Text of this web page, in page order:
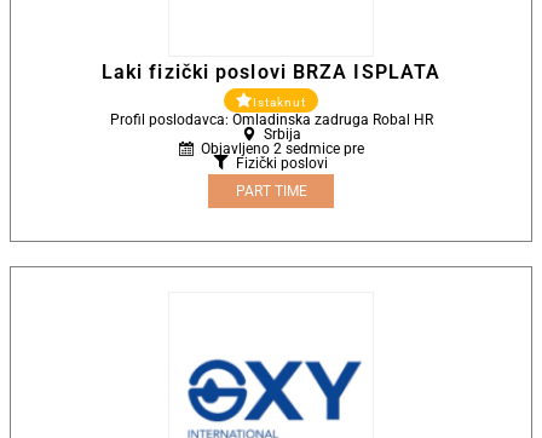
Laki fizički poslovi BRZA ISPLATA
Istaknut
Profil poslodavca: Omladinska zadruga Robal HR
Srbija
Objavljeno 2 sedmice pre
Fizički poslovi
PART TIME